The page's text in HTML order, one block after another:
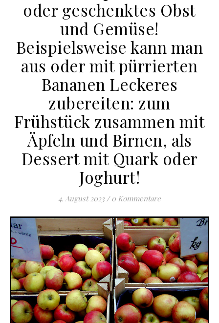
oder geschenktes Obst
und Gemüse!
Beispielsweise kann man
aus oder mit pürrierten
Bananen Leckeres
zubereiten: zum
Frühstück zusammen mit
Äpfeln und Birnen, als
Dessert mit Quark oder
Joghurt!
4. August 2023 / 0 Kommentare